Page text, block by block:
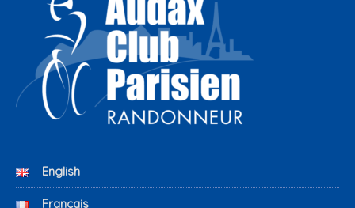
English
Français